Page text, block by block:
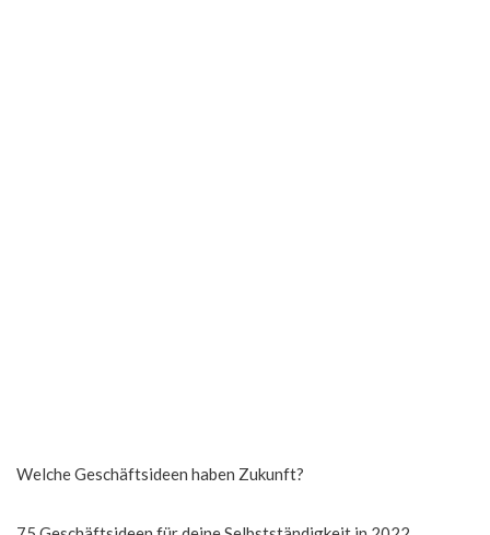
Welche Geschäftsideen haben Zukunft?